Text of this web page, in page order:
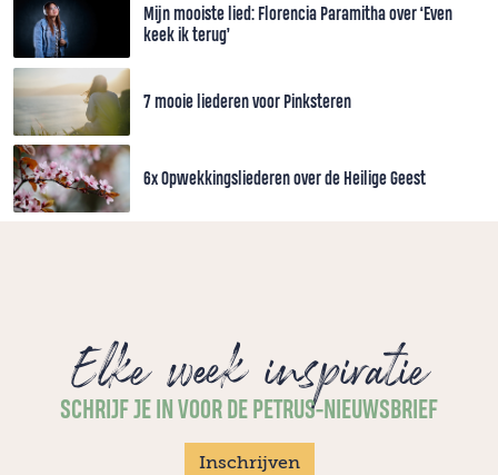
Mijn mooiste lied: Florencia Paramitha over ‘Even
keek ik terug’
7 mooie liederen voor Pinksteren
6x Opwekkingsliederen over de Heilige Geest
Elke week inspiratie
SCHRIJF JE IN VOOR DE PETRUS-NIEUWSBRIEF
Inschrijven